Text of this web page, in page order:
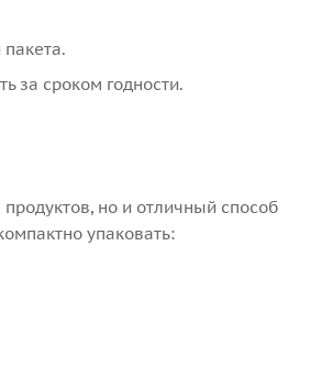
за сроком годности.
но и отличный способ
упаковать: